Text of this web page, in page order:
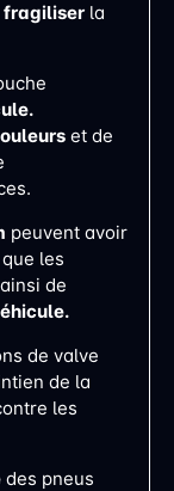
fragiliserla
et de
peuvent avoir
que les
de
de valve
de la
les
des pneus